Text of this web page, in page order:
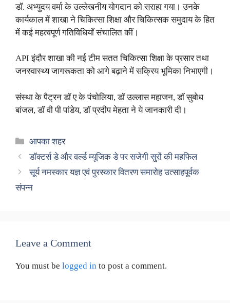
डॉ. अभ्युदय वर्मा के उल्लेखनीय योगदान को सराहा गया। उनके
कार्यकाल में शाखा ने चिकित्सा शिक्षा और चिकित्सक समुदाय के हित
में कई महत्वपूर्ण गतिविधियाँ संचालित कीं।
API इंदौर शाखा की नई टीम सतत चिकित्सा शिक्षा के प्रसार तथा
जनस्वास्थ्य जागरूकता को आगे बढ़ाने में सक्रिय भूमिका निभाएगी।
संस्था के पैट्रन डॉ ए के पंचोलिया, डॉ उल्लास महाजन, डॉ सुबोध
बांजल, डॉ वी पी पांडेय, डॉ प्रदीप मेहता ने ये जानकारी दी।
Categories
आपका शहर
डॉक्टर्स डे और वर्ल्ड म्यूजिक डे पर सजेगी सुरों की महफिल
सूर्य नमस्कार यज्ञ एवं पुरस्कार वितरण समारोह उत्साहपूर्वक
संपन्न
Leave a Comment
You must be logged in to post a comment.